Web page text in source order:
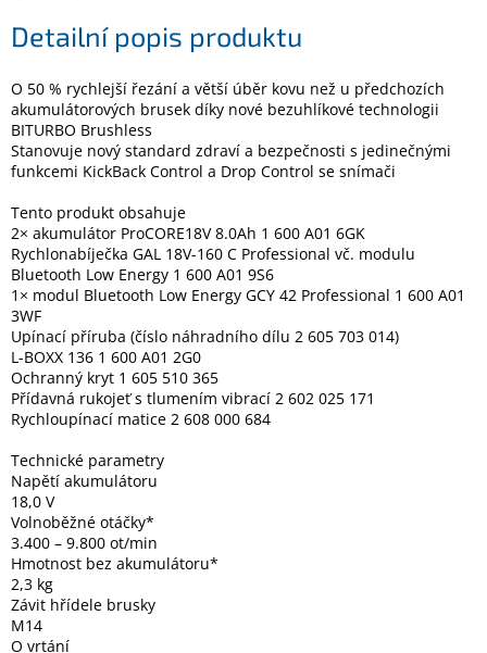
Počítače
a
notebooky
Elektronika
Domácnost
%
Black
Friday
VÝPRODEJ
Akční
zboží
TONERY
A
CARTRIDGE
OEM
Sestavy
Detailní popis produktu
O 50 % rychlejší řezání a větší úběr kovu než u předchozích
akumulátorových brusek díky nové bezuhlíkové technologii
BITURBO Brushless
Stanovuje nový standard zdraví a bezpečnosti s jedinečnými
funkcemi KickBack Control a Drop Control se snímači
Tento produkt obsahuje
2× akumulátor ProCORE18V 8.0Ah 1 600 A01 6GK
Rychlonabíječka GAL 18V-160 C Professional vč. modulu
Bluetooth Low Energy 1 600 A01 9S6
1× modul Bluetooth Low Energy GCY 42 Professional 1 600 A01
3WF
Upínací příruba (číslo náhradního dílu 2 605 703 014)
L-BOXX 136 1 600 A01 2G0
Ochranný kryt 1 605 510 365
Přídavná rukojeť s tlumením vibrací 2 602 025 171
Rychloupínací matice 2 608 000 684
Technické parametry
Napětí akumulátoru
18,0 V
Volnoběžné otáčky*
3.400 – 9.800 ot/min
Hmotnost bez akumulátoru*
2,3 kg
Závit hřídele brusky
M14
O vrtání